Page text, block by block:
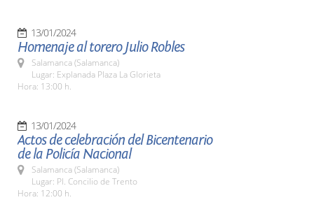
13/01/2024
Homenaje al torero Julio Robles
Salamanca (Salamanca)
Lugar: Explanada Plaza La Glorieta
Hora: 13:00 h.
13/01/2024
Actos de celebración del Bicentenario
de la Policía Nacional
Salamanca (Salamanca)
Lugar: Pl. Concilio de Trento
Hora: 12:00 h.